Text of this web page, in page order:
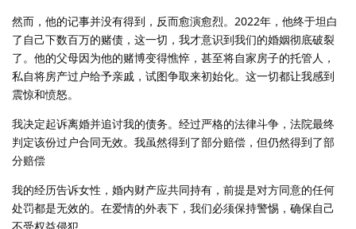
然而，他的记事并没有得到，反而愈演愈烈。2022年，他终于坦白
了自己下数百万的赌债，这一切，我才意识到我们的婚姻彻底破裂
了。他的父母因为他的赌博变得憔悴，甚至将自家房子的托管人，
私自将房产过户给予亲戚，试图争取来初始化。这一切都让我感到
震惊和愤怒。
我决定起诉离婚并追讨我的债务。经过严格的法律斗争，法院最终
判定该份过户合同无效。我虽然得到了部分赔偿，但仍然得到了部
分赔偿
我的经历告诉女性，婚内财产应共同持有，前提是对方同意的任何
处罚都是无效的。在爱情的外表下，我们必须保持警惕，确保自己